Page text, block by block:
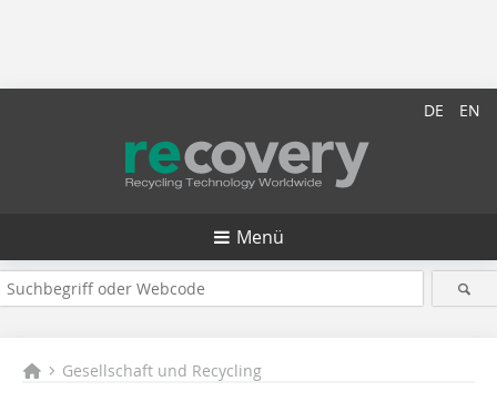
DE EN
Menü
Gesellschaft und Recycling